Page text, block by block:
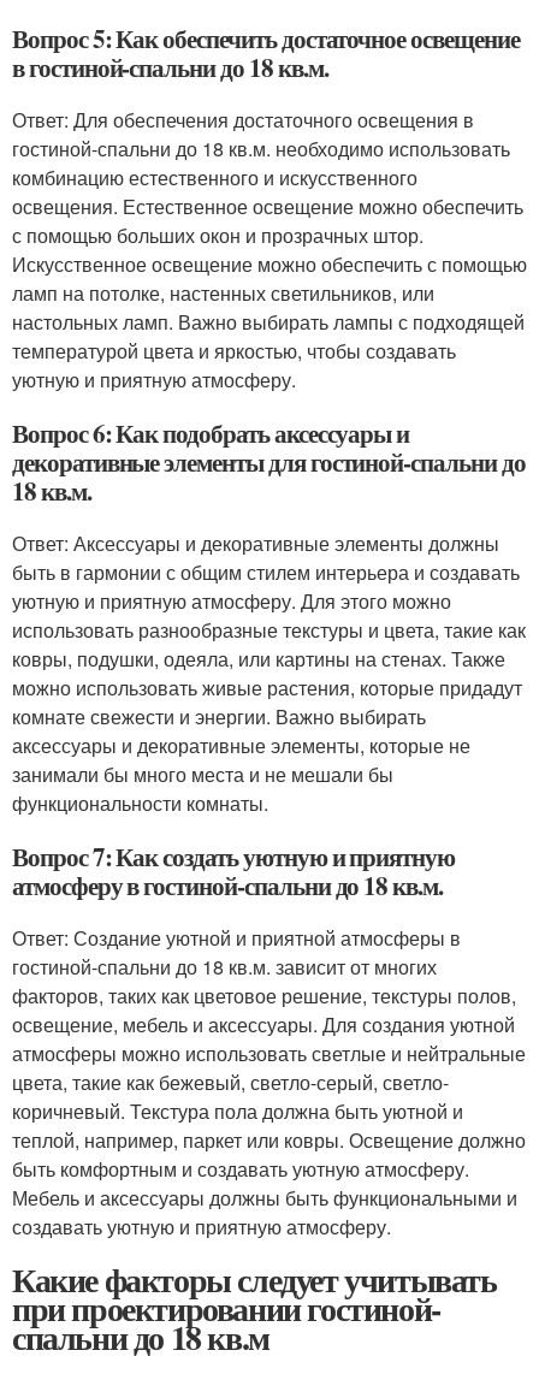
Вопрос 5: Как обеспечить достаточное освещение
в гостиной-спальни до 18 кв.м.
Ответ: Для обеспечения достаточного освещения в
гостиной-спальни до 18 кв.м. необходимо использовать
комбинацию естественного и искусственного
освещения. Естественное освещение можно обеспечить
с помощью больших окон и прозрачных штор.
Искусственное освещение можно обеспечить с помощью
ламп на потолке, настенных светильников, или
настольных ламп. Важно выбирать лампы с подходящей
температурой цвета и яркостью, чтобы создавать
уютную и приятную атмосферу.
Вопрос 6: Как подобрать аксессуары и
декоративные элементы для гостиной-спальни до
18 кв.м.
Ответ: Аксессуары и декоративные элементы должны
быть в гармонии с общим стилем интерьера и создавать
уютную и приятную атмосферу. Для этого можно
использовать разнообразные текстуры и цвета, такие как
ковры, подушки, одеяла, или картины на стенах. Также
можно использовать живые растения, которые придадут
комнате свежести и энергии. Важно выбирать
аксессуары и декоративные элементы, которые не
занимали бы много места и не мешали бы
функциональности комнаты.
Вопрос 7: Как создать уютную и приятную
атмосферу в гостиной-спальни до 18 кв.м.
Ответ: Создание уютной и приятной атмосферы в
гостиной-спальни до 18 кв.м. зависит от многих
факторов, таких как цветовое решение, текстуры полов,
освещение, мебель и аксессуары. Для создания уютной
атмосферы можно использовать светлые и нейтральные
цвета, такие как бежевый, светло-серый, светло-
коричневый. Текстура пола должна быть уютной и
теплой, например, паркет или ковры. Освещение должно
быть комфортным и создавать уютную атмосферу.
Мебель и аксессуары должны быть функциональными и
создавать уютную и приятную атмосферу.
Какие факторы следует учитывать
при проектировании гостиной-
спальни до 18 кв.м